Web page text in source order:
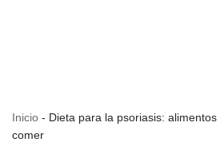
Inicio - Dieta para la psoriasis:
comer